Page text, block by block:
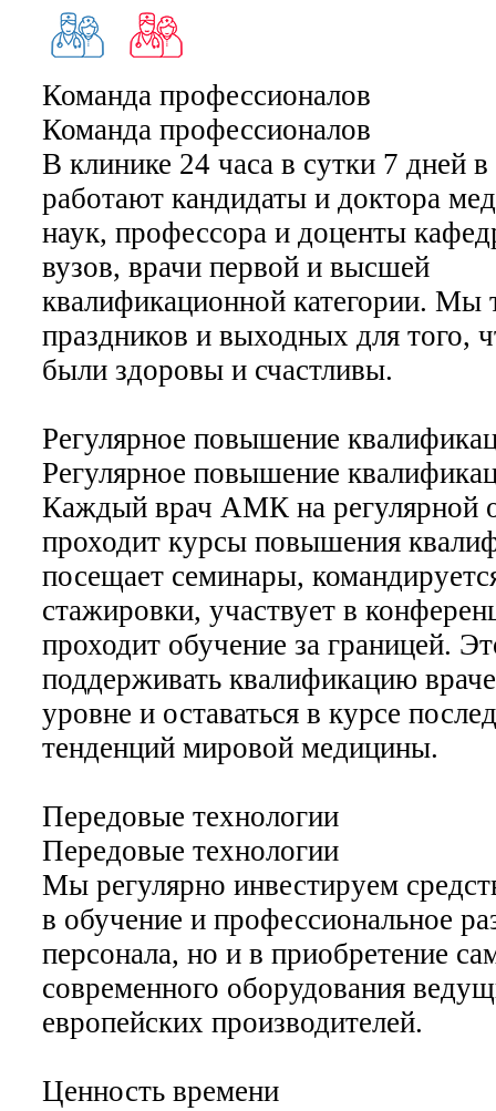
Команда профессионалов
Команда профессионалов
В клинике 24 часа в сутки 7 дней
работают кандидаты и доктора
наук, профессора и доценты
вузов, врачи первой и высшей
квалификационной категории. Мы
праздников и выходных для того,
были здоровы и счастливы.
Регулярное повышение
Регулярное повышение
Каждый врач АМК на регулярной
проходит курсы повышения
посещает семинары,
стажировки, участвует в
проходит обучение за границей.
поддерживать квалификацию
уровне и оставаться в курсе
тенденций мировой медицины.
Передовые технологии
Передовые технологии
Мы регулярно инвестируем
в обучение и профессиональное
персонала, но и в приобретение
современного оборудования
европейских производителей.
Ценность времени